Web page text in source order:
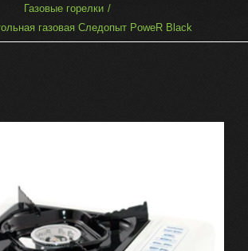
Газовые горелки
газовая Следопыт PoweR Black